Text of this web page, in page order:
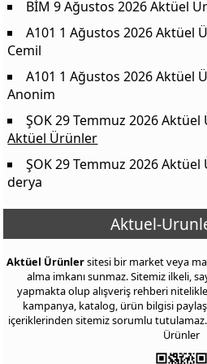
Deborah Maskara 5 in 1
Mjcare Miracle Peeling Çorap
Watsons Deo Sprey 150 ml
Rexona Clinical Protection
Siveno Doğal Roll On Kadın 50 ml
Old Spice Stick 50 ml Çeşitleri (
Watsons Kadın EDT 85 ml
Sebamed Deo Pump Blossom 75
Imprime Intense EDP Kadın
Emotion Deo Kadın Ocean Fresh
Axe Cherry Spritz Deo 150 ml
Nivea Deodorant Sprey Pearl &
Unfilter Beauty Kadın EDT
Watsons Erkek EDT 100 ml
BİM 9 Ağustos 2026 Aktüel
A101 1 Ağustos 2026 Aktüel
Cemil
A101 1 Ağustos 2026 Aktüel
Anonim
ŞOK 29 Temmuz 2026
Aktüel Ürünler
ŞOK 29 Temmuz 2026
derya
Aktuel-
Aktüel Ürünlersitesi bir market veya
alma imkanı sunmaz. Sitemiz ilkeli,
yapmakta olup alışveriş rehberi
kampanya, katalog, ürün bilgisi
içeriklerinden sitemiz sorumlu
Ürünler